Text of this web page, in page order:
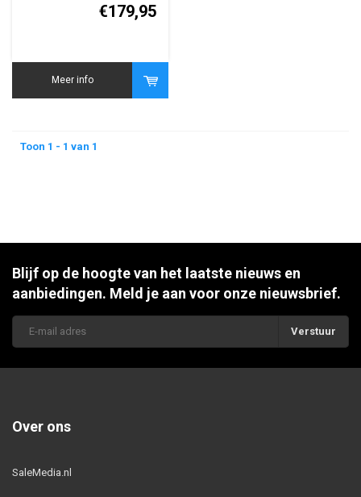
€179,95
Meer info
Toon 1 - 1 van 1
Blijf op de hoogte van het laatste nieuws en
aanbiedingen. Meld je aan voor onze nieuwsbrief.
Verstuur
Over ons
SaleMedia.nl